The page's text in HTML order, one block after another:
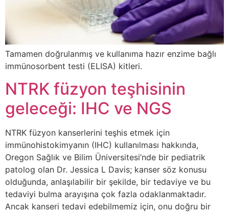
Tamamen doğrulanmış ve kullanıma hazır enzime bağlı
immünosorbent testi (ELISA) kitleri.
NTRK füzyon teşhisinin
geleceği: IHC ve NGS
NTRK füzyon kanserlerini teşhis etmek için
immünohistokimyanın (IHC) kullanılması hakkında,
Oregon Sağlık ve Bilim Üniversitesi’nde bir pediatrik
patolog olan Dr. Jessica L Davis; kanser söz konusu
olduğunda, anlaşılabilir bir şekilde, bir tedaviye ve bu
tedaviyi bulma arayışına çok fazla odaklanmaktadır.
Ancak kanseri tedavi edebilmemiz için, onu doğru bir